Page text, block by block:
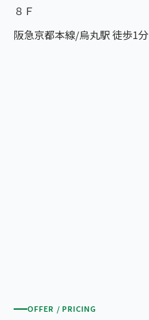
８Ｆ
阪急京都本線/烏丸駅 徒歩1分
OFFER / PRICING